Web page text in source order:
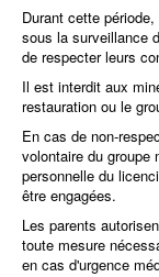
Durant cette
sous la surveillance
de respecter leurs
Il est interdit aux
restauration ou le
En cas de non-
volontaire du groupe
personnelle du
être engagées.
Les parents
toute mesure
en cas d'urgence